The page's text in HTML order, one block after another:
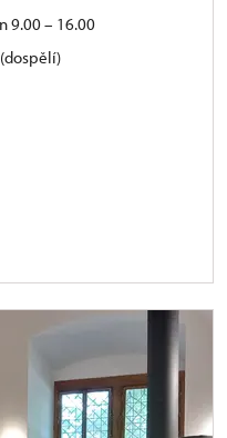
9.00 – 16.00